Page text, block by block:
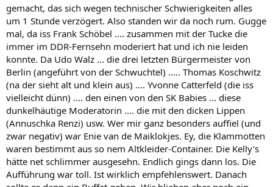
gemacht, das sich wegen technischer Schwierigkeiten alles
um 1 Stunde verzögert. Also standen wir da noch rum. Gugge
mal, da iss Frank Schöbel .... zusammen mit der Tucke die
immer im DDR-Fernsehn moderiert hat und ich nie leiden
konnte. Da Udo Walz ... die drei letzten Bürgermeister von
Berlin (angeführt von der Schwuchtel) ..... Thomas Koschwitz
(na der sieht alt und klein aus) .... Yvonne Catterfeld (die iss
vielleicht dünn) .... den einen von den SK Babies ... diese
dunkelhäutige Moderatorin .... die mit den dicken Lippen
(Annuschka Renzi) usw. Wer mir ganz besonders auffiel (und
zwar negativ) war Enie van de Maiklokjes. Ey, die Klammotten
waren bestimmt aus so nem Altkleider-Container. Die Kelly's
hätte net schlimmer ausgesehn. Endlich gings dann los. Die
Aufführung war toll. Ist wirklich empfehlenswert. Danach